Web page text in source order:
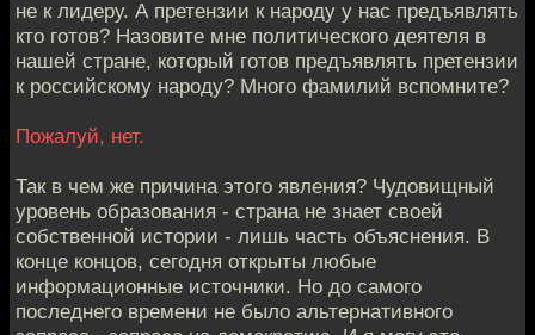
не к лидеру. А претензии к народу у нас предъявлять
кто готов? Назовите мне политического деятеля в
нашей стране, который готов предъявлять претензии
к российскому народу? Много фамилий вспомните?
Пожалуй, нет.
Так в чем же причина этого явления? Чудовищный
уровень образования - страна не знает своей
собственной истории - лишь часть объяснения. В
конце концов, сегодня открыты любые
информационные источники. Но до самого
последнего времени не было альтернативного